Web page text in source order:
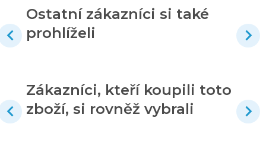
Ostatní zákazníci si také
prohlíželi
Zákazníci, kteří koupili toto
zboží, si rovněž vybrali